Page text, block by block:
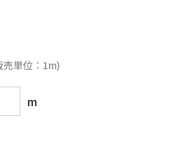
売単位：1m)
m